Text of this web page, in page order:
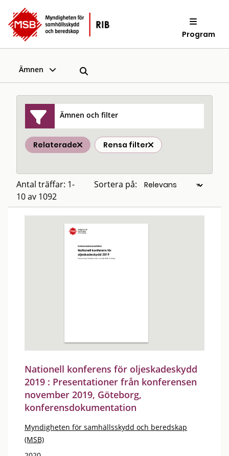
Program
Ämnen
Ämnen och filter
Relaterade Rensa filter
Antal träffar: 1-
10 av 1092
Sortera på:
Nationell konferens för oljeskadeskydd
2019 : Presentationer från konferensen
november 2019, Göteborg,
konferensdokumentation
Myndigheten för samhällsskydd och beredskap
(MSB)